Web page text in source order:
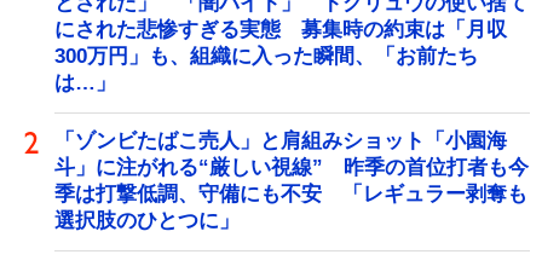
にされた悲惨すぎる実態 募集時の約束は「月収
300万円」も、組織に入った瞬間、「お前たち
は…」
「ゾンビたばこ売人」と肩組みショット「小園海
斗」に注がれる“厳しい視線” 昨季の首位打者も今
季は打撃低調、守備にも不安 「レギュラー剥奪も
選択肢のひとつに」